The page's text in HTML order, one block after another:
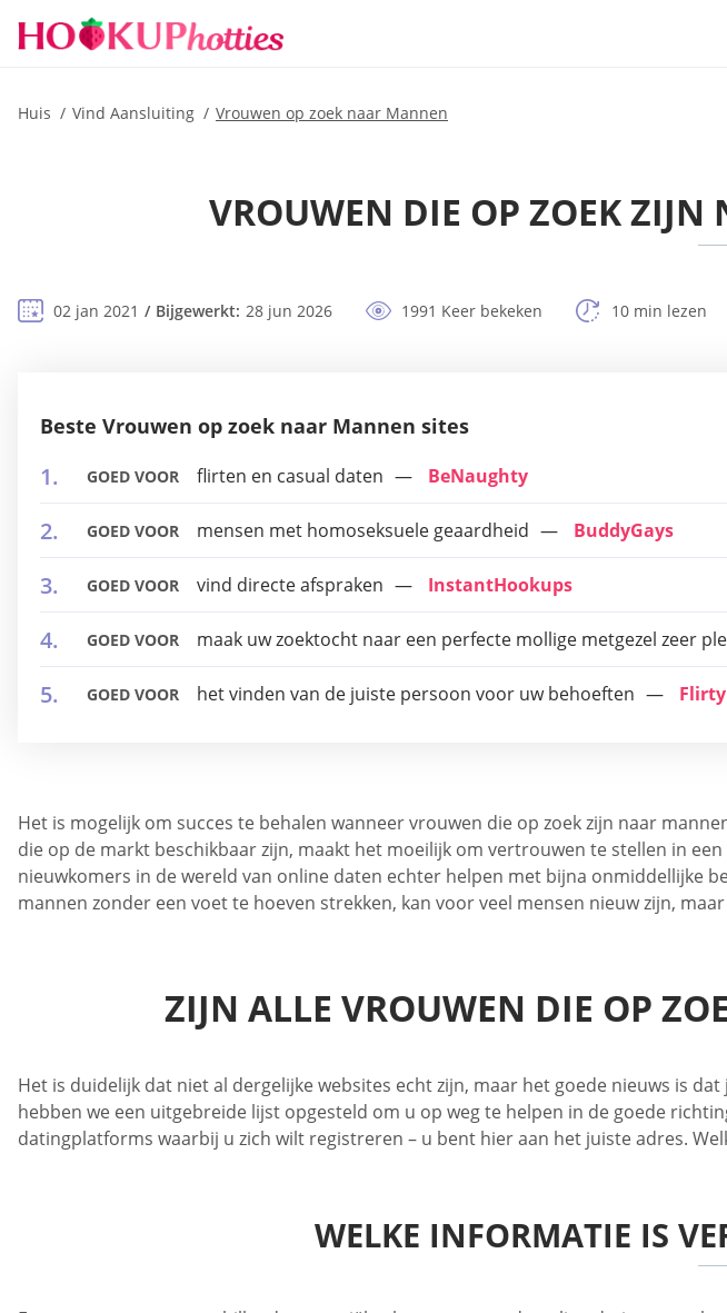
Huis Vind Aansluiting Vrouwen op zoek naar Mannen
VROUWEN DIE OP ZOEK
02 jan 2021 Bijgewerkt: 28 jun 2026 1991 Keer bekeken 10 min lezen
Beste Vrouwen op zoek naar Mannen sites
GOED VOOR flirten en casual daten BeNaughty
GOED VOOR mensen met homoseksuele geaardheid BuddyGays
GOED VOOR vind directe afspraken InstantHookups
GOED VOOR maak uw zoektocht naar een perfecte mollige metgezel zeer
GOED VOOR het vinden van de juiste persoon voor uw behoeften
Het is mogelijk om succes te behalen wanneer vrouwen die op zoek zijn naar
die op de markt beschikbaar zijn, maakt het moeilijk om vertrouwen te stellen in
nieuwkomers in de wereld van online daten echter helpen met bijna onmiddellijke
mannen zonder een voet te hoeven strekken, kan voor veel mensen nieuw zijn,
ZIJN ALLE VROUWEN DIE OP
Het is duidelijk dat niet al dergelijke websites echt zijn, maar het goede nieuws is
hebben we een uitgebreide lijst opgesteld om u op weg te helpen in de goede
datingplatforms waarbij u zich wilt registreren – u bent hier aan het juiste adres.
WELKE INFORMATIE IS